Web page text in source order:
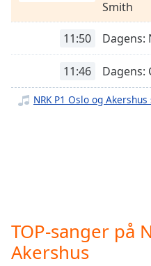
settings
subtitles
selected
modal
NRK P13
NRK P3
NRK P2
NRK P1+
Smith
11:50 Dagens:
11:46 Dagens:
NRK P1 Oslo og
TOP-sanger på
Akershus